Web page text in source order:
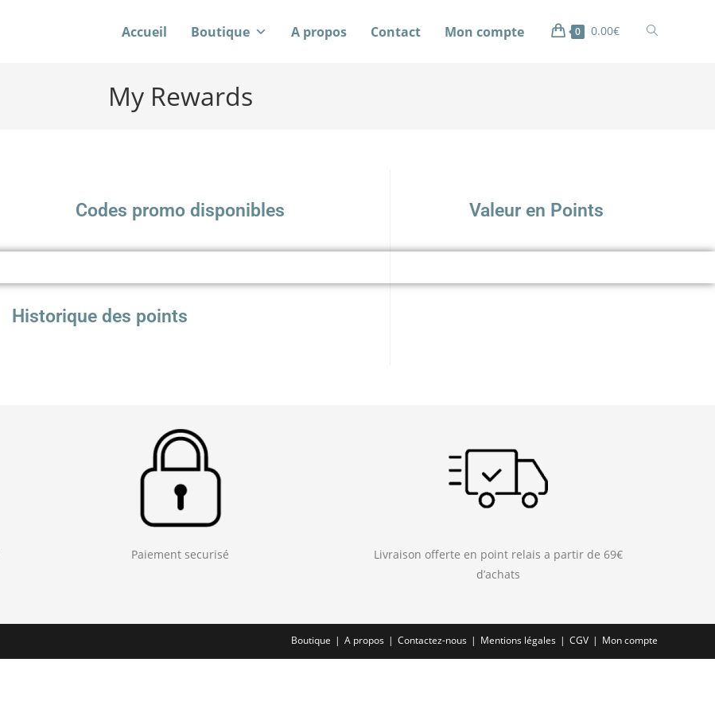
Accueil Boutique A propos Contact Mon compte 0 0.00€
My Rewards
Codes promo disponibles Valeur en Points
Historique des points
Paiement securisé
Livraison offerte en point relais a partir de 69€
d’achats
Boutique A propos Contactez-nous Mentions légales CGV Mon compte